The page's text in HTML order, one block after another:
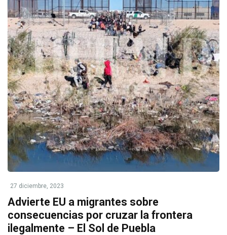
27 diciembre, 2023
Advierte EU a migrantes sobre
consecuencias por cruzar la frontera
ilegalmente – El Sol de Puebla